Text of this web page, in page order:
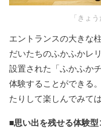
「きょ
エントランスの大きな
だいたちのふかふかレ
設置された「ふかふか
体験することができる
たりして楽しんでみて
■思い出を残せる体験